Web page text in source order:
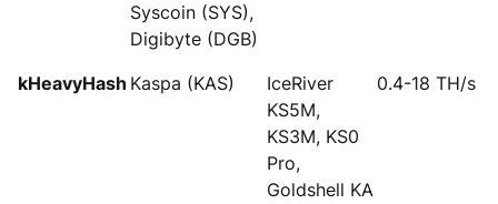
Syscoin (SYS),
Digibyte (DGB)
kHeavyHash Kaspa (KAS)
IceRiver
KS5M,
KS3M, KS0
Pro,
Goldshell KA
0.4-18 TH/s